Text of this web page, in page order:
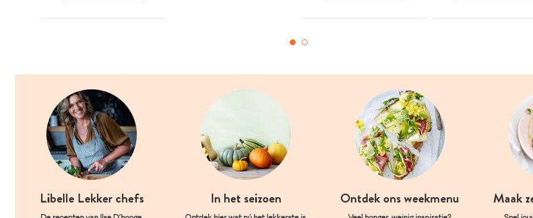
Libelle Lekker chefs In het seizoen Ontdek ons weekmenu Maak